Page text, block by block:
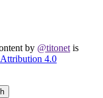
by @titonet is
4.0